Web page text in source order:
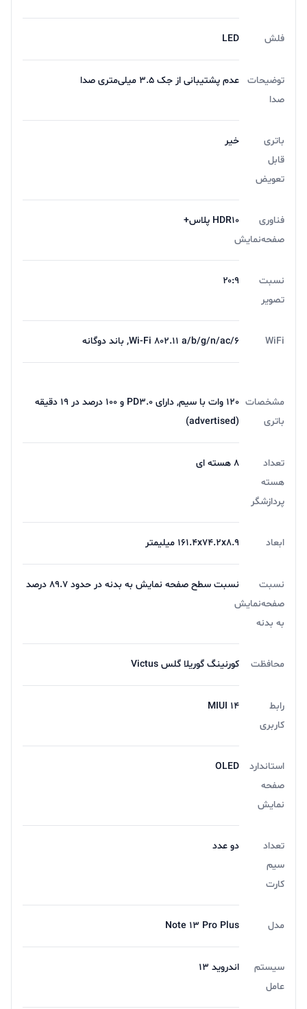
فلش LED
توضیحات
صدا
عدم پشتیبانی از جک ۳.۵ میلی‌متری صدا
باتری
قابل
تعویض
خیر
فناوری
صفحه‌نمایش
HDR10 پلاس+
نسبت
تصویر
۲۰:۹
WiFi Wi-Fi 802.11 a/b/g/n/ac/6, باند دوگانه
مشخصات
باتری
120 وات با سیم, دارای PD3.0 و 100 درصد در 19 دقیقه
(advertised)
تعداد
هسته
پردازشگر
8 هسته ای
ابعاد 161.4x74.2x8.9 میلیمتر
نسبت
صفحه‌نمایش
به بدنه
نسبت سطح صفحه نمایش به بدنه در حدود 89.7 درصد
محافظت کورنینگ گوریلا گلس Victus
رابط
کاربری
MIUI 14
استاندارد
صفحه
نمایش
OLED
تعداد
سیم
کارت
دو عدد
مدل Note 13 Pro Plus
سیستم
عامل
اندروید 13